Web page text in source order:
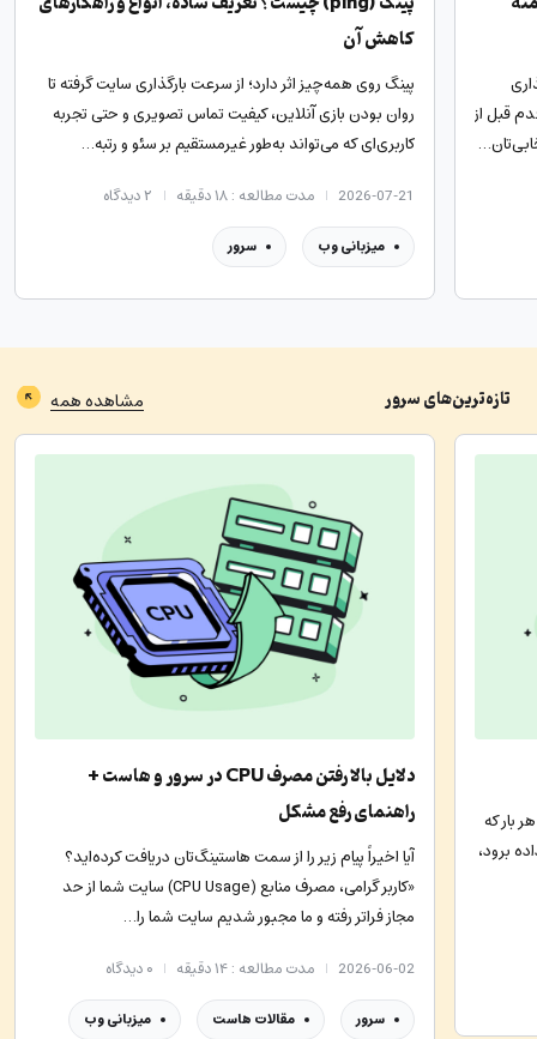
قبل از
کاهش آن
پینگ روی همه‌چیز اثر دارد؛ از سرعت بارگذاری سایت گرفته تا
روان بودن بازی آنلاین، کیفیت تماس تصویری و حتی تجربه
کاربری‌ای که می‌تواند به‌طور غیرمستقیم بر سئو و رتبه…
2026-07-21 مدت مطالعه : ۱۸ دقیقه ۲دیدگاه
میزبانی وب سرور
تازه‌ترین‌هایسرور مشاهده همه
بار که
برود،
دلایل بالا رفتن مصرف CPU در سرور و هاست +
راهنمای رفع مشکل
آیا اخیراً پیام زیر را از سمت هاستینگ‌تان دریافت کرده‌اید؟
«کاربر گرامی، مصرف منابع (CPU Usage) سایت شما از حد
مجاز فراتر رفته و ما مجبور شدیم سایت شما را…
2026-06-02 مدت مطالعه : ۱۴ دقیقه ۰دیدگاه
سرور مقالات هاست میزبانی وب